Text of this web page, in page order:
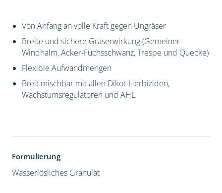
Von Anfang an volle Kraft gegen Ungräser
Breite und sichere Gräserwirkung (Gemeiner
Windhalm, Acker-Fuchsschwanz, Trespe und Quecke)
Flexible Aufwandmengen
Breit mischbar mit allen Dikot-Herbiziden,
Wachstumsregulatoren und AHL
Formulierung
Wasserlösliches Granulat